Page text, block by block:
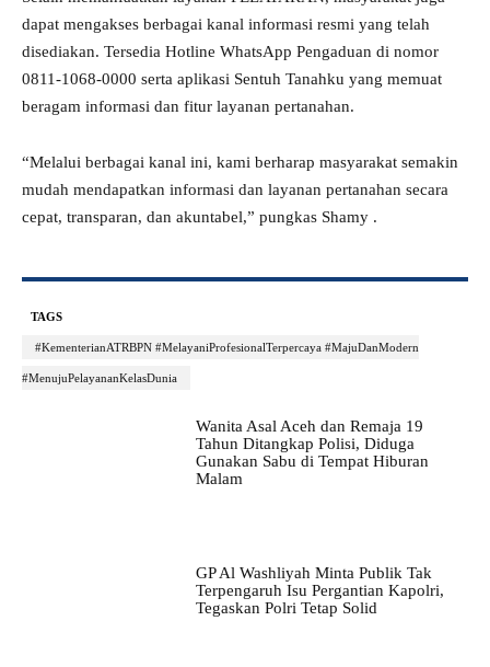
dapat mengakses berbagai kanal informasi resmi yang telah
disediakan. Tersedia Hotline WhatsApp Pengaduan di nomor
0811-1068-0000 serta aplikasi Sentuh Tanahku yang memuat
beragam informasi dan fitur layanan pertanahan.
“Melalui berbagai kanal ini, kami berharap masyarakat semakin
mudah mendapatkan informasi dan layanan pertanahan secara
cepat, transparan, dan akuntabel,” pungkas Shamy .
TAGS
#KementerianATRBPN #MelayaniProfesionalTerpercaya #MajuDanModern
#MenujuPelayananKelasDunia
Wanita Asal Aceh dan Remaja 19
Tahun Ditangkap Polisi, Diduga
Gunakan Sabu di Tempat Hiburan
Malam
GP Al Washliyah Minta Publik Tak
Terpengaruh Isu Pergantian Kapolri,
Tegaskan Polri Tetap Solid